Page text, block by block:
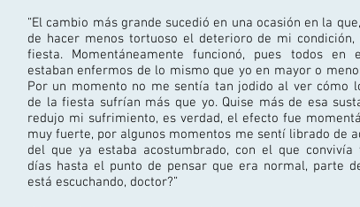
“El cambio más grande sucedió en una ocasión en la
de hacer menos tortuoso el deterioro de mi
fiesta. Momentáneamente funcionó, pues todos en
estaban enfermos de lo mismo que yo en mayor o
Por un momento no me sentía tan jodido al ver cómo
de la fiesta sufrían más que yo. Quise más de esa
redujo mi sufrimiento, es verdad, el efecto fue
muy fuerte, por algunos momentos me sentí librado de
del que ya estaba acostumbrado, con el que convivía
días hasta el punto de pensar que era normal, parte
está escuchando, doctor?”